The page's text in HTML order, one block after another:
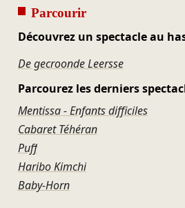
Parcourir
Découvrez un spectacle au
De gecroonde Leersse
Parcourez les derniers
Mentissa - Enfants difficiles
Cabaret Téhéran
Puff
Haribo Kimchi
Baby-Horn